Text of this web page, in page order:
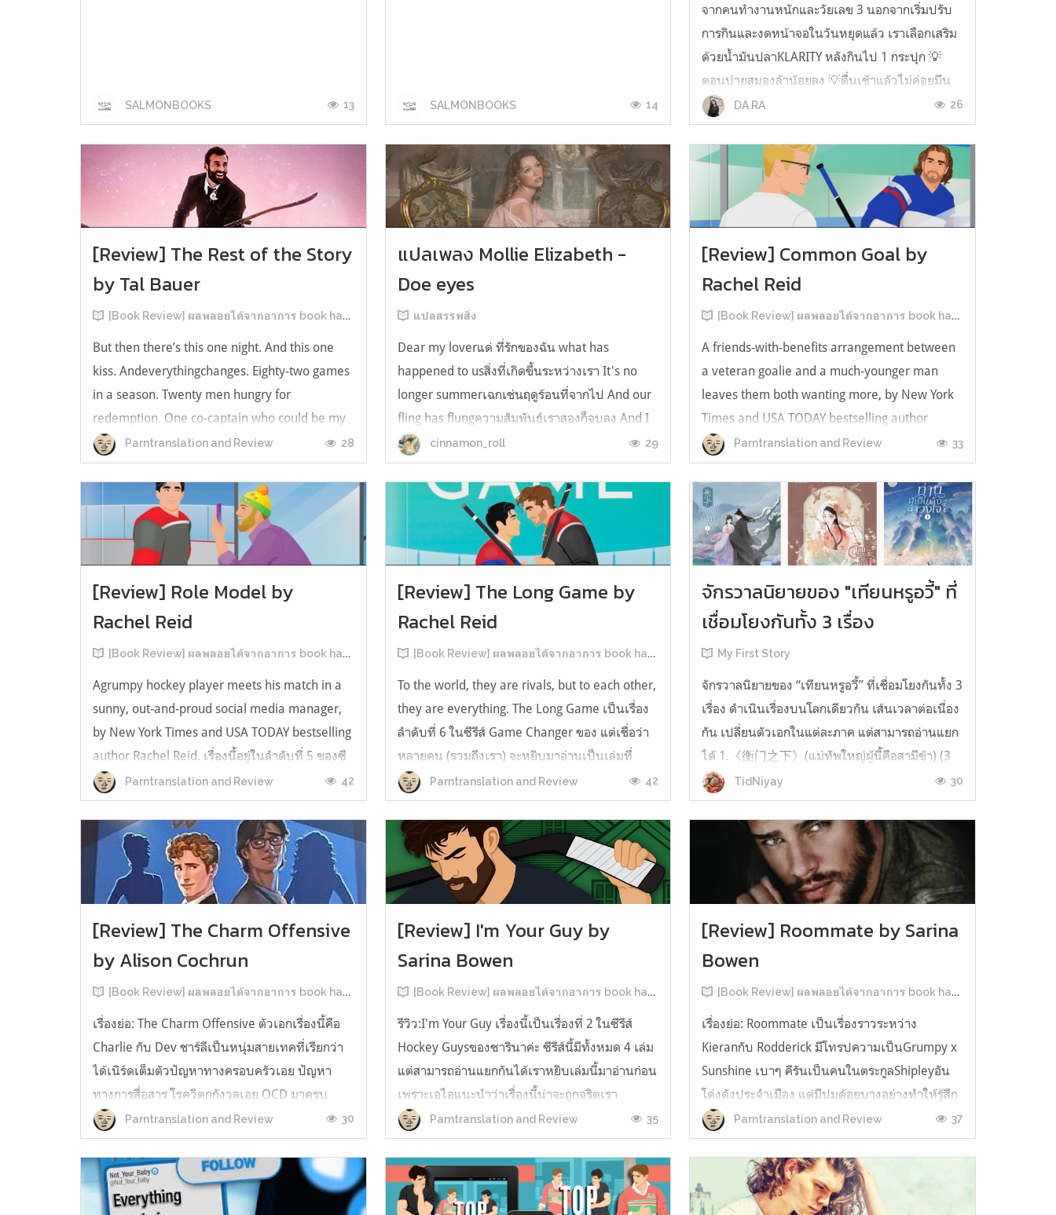
SALMONBOOKS 13 SALMONBOOKS 14
จากคนทำงานหนักและวัยเลข 3 นอกจากเริ่มปรับ
การกินและงดหน้าจอในวันหยุดแล้ว เราเลือกเสริม
ด้วยน้ำมันปลาKLARITY หลังกินไป 1 กระปุก 💡
ตอนบ่ายสมองล้าน้อยลง 💡ตื่นเช้าแล้วไม่ค่อยมึน
หัว 💡ไอเดียไม่ตัน ยิ่งทำงานสาย Content แนะนำ
ว่าควรมี ชอบตรงที่ไม่มีกลิ่นคาวเลย กินง่ายสุด
ตั้งแต่เคยกินน้ำมันปลามาเลย ใครที่เคยกิ...
DA RA 26
[Review] The Rest of the Story
by Tal Bauer
[Book Review] ผลพลอยได้จากอาการ book hangover หลังอ่านสารพัน MM Romance
But then there’s this one night. And this one
kiss. Andeverythingchanges. Eighty-two games
in a season. Twenty men hungry for
redemption. One co-captain who could be my
forever. This is the rest of the story. หลังอ่าน
แบบฟีลกู้ดติดๆ กันแล้ว เลยอยากได้ความแสบ
ทรวงในชีวิตบ้าง (หาเรื่อง!) เล่มนี้คู่หูเอ...
Parntranslation and Review 28
แปลเพลง Mollie Elizabeth -
Doe eyes
แปลสรรพสิ่ง
Dear my loverแด่ ที่รักของฉัน what has
happened to usสิ่งที่เกิดขึ้นระหว่างเรา It's no
longer summerเฉกเช่นฤดูร้อนที่จากไป And our
fling has flungความสัมพันธ์เราสองก็จบลง And I
still spin your recordsแต่ฉันยังเล่นเพลงโปรดของ
คุณบนแผ่นเสียงไวนิล And You still feel like
homeในใจฉัน ตัวตนคุณก็ยังอบอ...
cinnamon_roll 29
[Review] Common Goal by
Rachel Reid
[Book Review] ผลพลอยได้จากอาการ book hangover หลังอ่านสารพัน MM Romance
A friends-with-benefits arrangement between
a veteran goalie and a much-younger man
leaves them both wanting more, by New York
Times and USA TODAY bestselling author
Rachel Reid. เป็นเรื่องลำดับที่ 4ในซีรีส์ Game
Changer และเป็นเล่มที่ 4 ที่เราหยิบมาอ่าน ใน
ที่สุดลำดับเรื่องกับลำดับที่หยิบอ่านก็ตรงกั...
Parntranslation and Review 33
[Review] Role Model by
Rachel Reid
[Book Review] ผลพลอยได้จากอาการ book hangover หลังอ่านสารพัน MM Romance
Agrumpy hockey player meets his match in a
sunny, out-and-proud social media manager,
by New York Times and USA TODAY bestselling
author Rachel Reid. เรื่องนี้อยู่ในลำดับที่ 5 ของซี
รีส์ Game Changer แต่เป็นเรื่องที่ 3 ที่เราหยิบมา
อ่าน เพราะเห็นว่าเป็นเรื่องในไทม์ไลน์เดียวกันกับ
TheLong Game ประกอบกั...
Parntranslation and Review 42
[Review] The Long Game by
Rachel Reid
[Book Review] ผลพลอยได้จากอาการ book hangover หลังอ่านสารพัน MM Romance
To the world, they are rivals, but to each other,
they are everything. The Long Game เป็นเรื่อง
ลำดับที่ 6 ในซีรีส์ Game Changer ของ แต่เชื่อว่า
หลายคน (รวมถึงเรา) จะหยิบมาอ่านเป็นเล่มที่
2หลังจากอ่าน Heated Rivalry มา555 เรื่องย่อ:
The Long Game เล่ม Long Game นี่จะเป็น
ประมาณ2 ปีหลังจาก HR จะดำเนินเ...
Parntranslation and Review 42
จักรวาลนิยายของ "เทียนหรูอวี้" ที่
เชื่อมโยงกันทั้ง 3 เรื่อง
My First Story
จักรวาลนิยายของ “เทียนหรูอวี้” ที่เชื่อมโยงกันทั้ง 3
เรื่อง ดำเนินเรื่องบนโลกเดียวกัน เส้นเวลาต่อเนื่อง
กัน เปลี่ยนตัวเอกในแต่ละภาค แต่สามารถอ่านแยก
ได้ 1.《衡门之下》(แม่ทัพใหญ่ผู้นี้คือสามีข้า) (3
เล่มจบ) เป็นเรื่องที่เกิดก่อน เล่าเรื่องของ ฝูถิง กับ
หลี่ชีฉือ ที่ต้องแต่งงานกันก่อนจะใช้ชีวิตห่างไกล
TidNiyay 30
[Review] The Charm Offensive
by Alison Cochrun
[Book Review] ผลพลอยได้จากอาการ book hangover หลังอ่านสารพัน MM Romance
เรื่องย่อ: The Charm Offensive ตัวเอกเรื่องนี้คือ
Charlie กับ Dev ชาร์ลีเป็นหนุ่มสายเทคที่เรียกว่า
ได้เนิร์ดเต็มตัวปัญหาทางครอบครัวเอย ปัญหา
ทางการสื่อสาร โรควิตกกังวลเอย OCD มาครบ
เรียกได้ว่าครบองค์ประกอบความโอตะ เขาทั้งไม่
เชื่อในรักแท้ ไม่เคยมีความสัมพันธ์ในเชิงโรแมนติก
กับใคร หรืออาจเรียกว่าไม่เคยรู...
Parntranslation and Review 30
[Review] I'm Your Guy by
Sarina Bowen
[Book Review] ผลพลอยได้จากอาการ book hangover หลังอ่านสารพัน MM Romance
รีวิว:I'm Your Guy เรื่องนี้เป็นเรื่องที่ 2 ในซีรีส์
Hockey Guysของซารินาค่ะ ซีรีส์นี้มีทั้งหมด 4 เล่ม
แต่สามารถอ่านแยกกันได้เราหยิบเล่มนี้มาอ่านก่อน
เพราะเอไอแนะนำว่าเรื่องนี้น่าจะถูกจริตเรา
มากกว่า555 เรื่องนี้เป็นเรื่องราวของ TOMMASO
นักกีฬาฮอกกี้ NHL กับ Carter มัณฑนากรมือฉมัง
ทอมมาโซเพิ่งโดนเทร...
Parntranslation and Review 35
[Review] Roommate by Sarina
Bowen
[Book Review] ผลพลอยได้จากอาการ book hangover หลังอ่านสารพัน MM Romance
เรื่องย่อ: Roommate เป็นเรื่องราวระหว่าง
Kieranกับ Rodderick มีโทรปความเป็นGrumpy x
Sunshine เบาๆ คีรันเป็นคนในตระกูลShipleyอัน
โด่งดังประจำเมือง แต่มีปมด้อยบางอย่างทำให้รู้สึก
ว่าพ่อรักพี่ชายมากกว่าตัวเองเสมอ จึงดิ้นรนอยาก
ออกมาอยู่คนเดียวเพื่อให้หลุดจากอิทธิพลของที่
บ้าน และไล่ตามความฝันการเป็นกราฟฟิ...
Parntranslation and Review 37